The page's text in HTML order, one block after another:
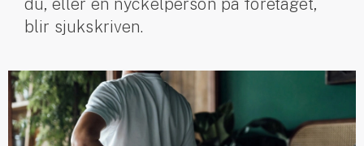
ATV-försäkring
Husvagnsförsäkring
Motorcykel
du, eller en nyckel­person på företaget,
blir sjukskriven.